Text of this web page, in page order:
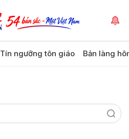
Tín ngưỡng tôn giáo Bản làng